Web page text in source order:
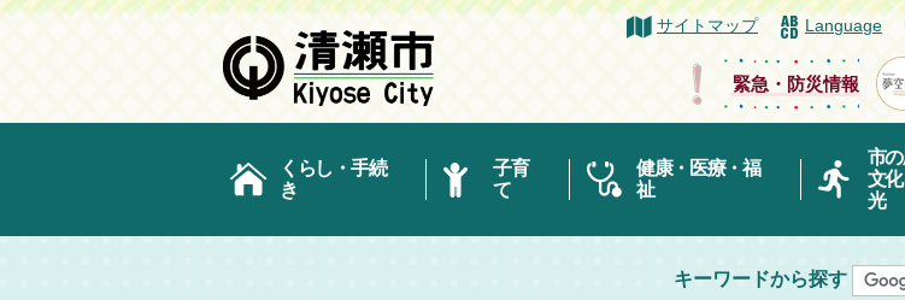
サイトマップ Language
緊急・防災情報
くらし・手続
き
子育
て
健康・医療・福
祉
市
文
光
キーワードから探す